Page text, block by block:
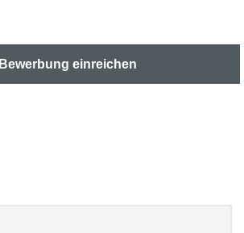
Bewerbung einreichen